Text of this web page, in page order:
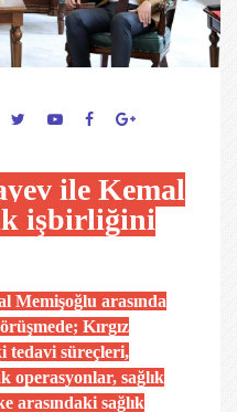
ile Kemal
işbirliğini
Memişoğlu arasında
Kırgız
tedavi süreçleri,
operasyonlar, sağlık
arasındaki sağlık